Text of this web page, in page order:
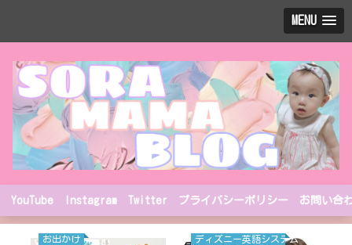
MENU
YouTube Instagram Twitter プライバシーポリシー お問い合
お出かけ ディズニー英語システム